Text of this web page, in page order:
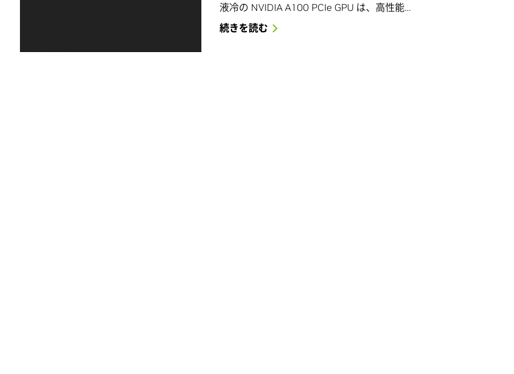
液冷の NVIDIA A100 PCIe GPU は、高性能…
続きを読む